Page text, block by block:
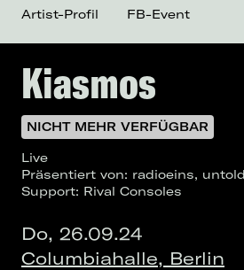
Kiasmos
NICHT MEHR VERFÜGBAR
Live
Präsentiert von: radioeins,
Support: Rival Consoles
Do, 26.09.24
Columbiahalle, Berlin
Artist-Profil FB-Event